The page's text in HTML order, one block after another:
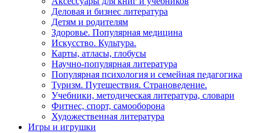
Деловая и бизнес литература
Детям и родителям
Здоровье. Популярная медицина
Искусство. Культура.
Карты, атласы, глобусы
Научно-популярная литература
Популярная психология и семейная педагогика
Туризм. Путешествия. Страноведение.
Учебники, методическая литература, словари
Фитнес, спорт, самооборона
Художественная литература
Игры и игрушки